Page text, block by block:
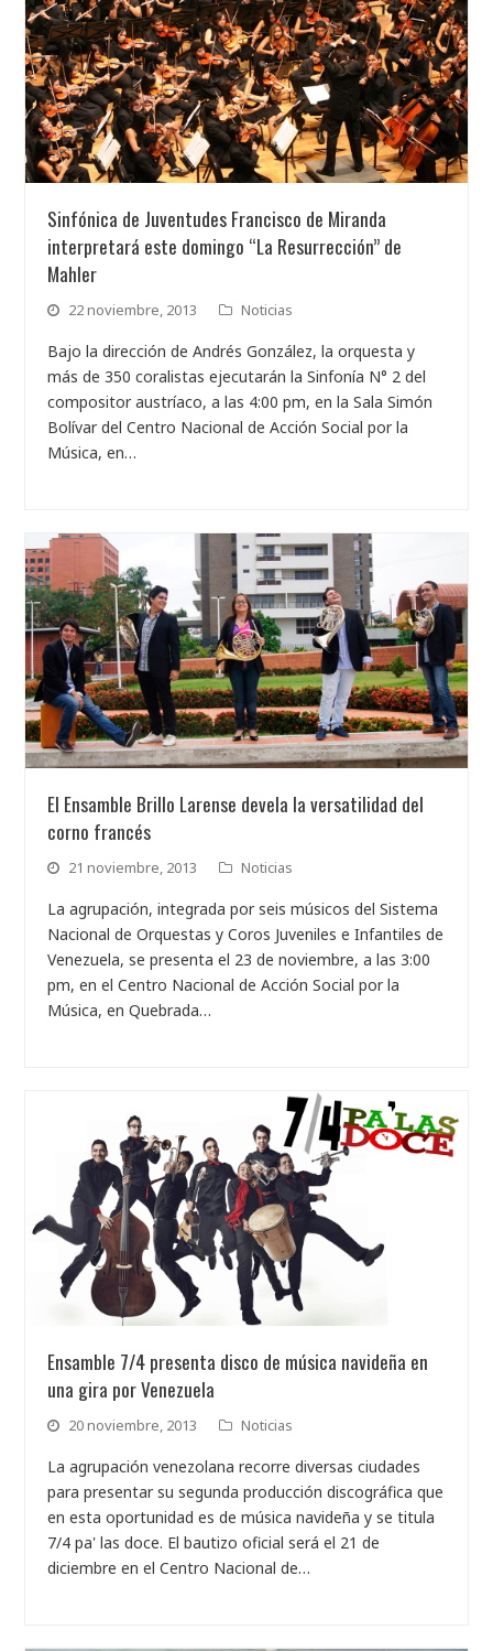
Sinfónica de Juventudes Francisco de Miranda
interpretará este domingo “La Resurrección” de
Mahler
22 noviembre, 2013 Noticias
Bajo la dirección de Andrés González, la orquesta y
más de 350 coralistas ejecutarán la Sinfonía N° 2 del
compositor austríaco, a las 4:00 pm, en la Sala Simón
Bolívar del Centro Nacional de Acción Social por la
Música, en…
El Ensamble Brillo Larense devela la versatilidad del
corno francés
21 noviembre, 2013 Noticias
La agrupación, integrada por seis músicos del Sistema
Nacional de Orquestas y Coros Juveniles e Infantiles de
Venezuela, se presenta el 23 de noviembre, a las 3:00
pm, en el Centro Nacional de Acción Social por la
Música, en Quebrada…
Ensamble 7/4 presenta disco de música navideña en
una gira por Venezuela
20 noviembre, 2013 Noticias
La agrupación venezolana recorre diversas ciudades
para presentar su segunda producción discográfica que
en esta oportunidad es de música navideña y se titula
7/4 pa' las doce. El bautizo oficial será el 21 de
diciembre en el Centro Nacional de…